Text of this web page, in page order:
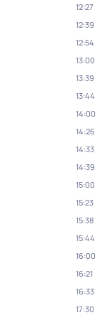
12:27
12:39
12:54
13:00
13:39
13:44
14:00
14:26
14:33
14:39
15:00
15:23
15:38
15:44
16:00
16:21
16:33
17:30